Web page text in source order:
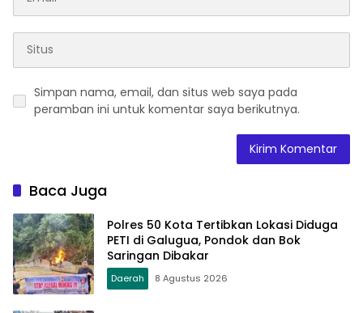
Simpan nama, email, dan situs web saya pada
peramban ini untuk komentar saya berikutnya.
Baca Juga
Polres 50 Kota Tertibkan Lokasi Diduga
PETI di Galugua, Pondok dan Bok
Saringan Dibakar
Daerah 8 Agustus 2026